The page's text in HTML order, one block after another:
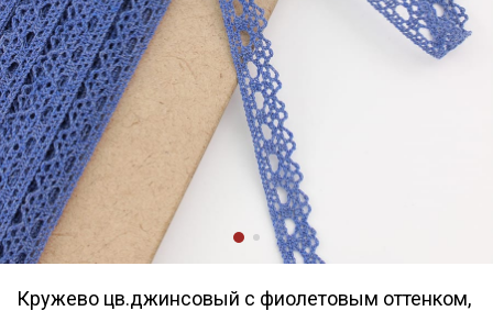
Кружево цв.джинсовый с фиолетовым оттенком,